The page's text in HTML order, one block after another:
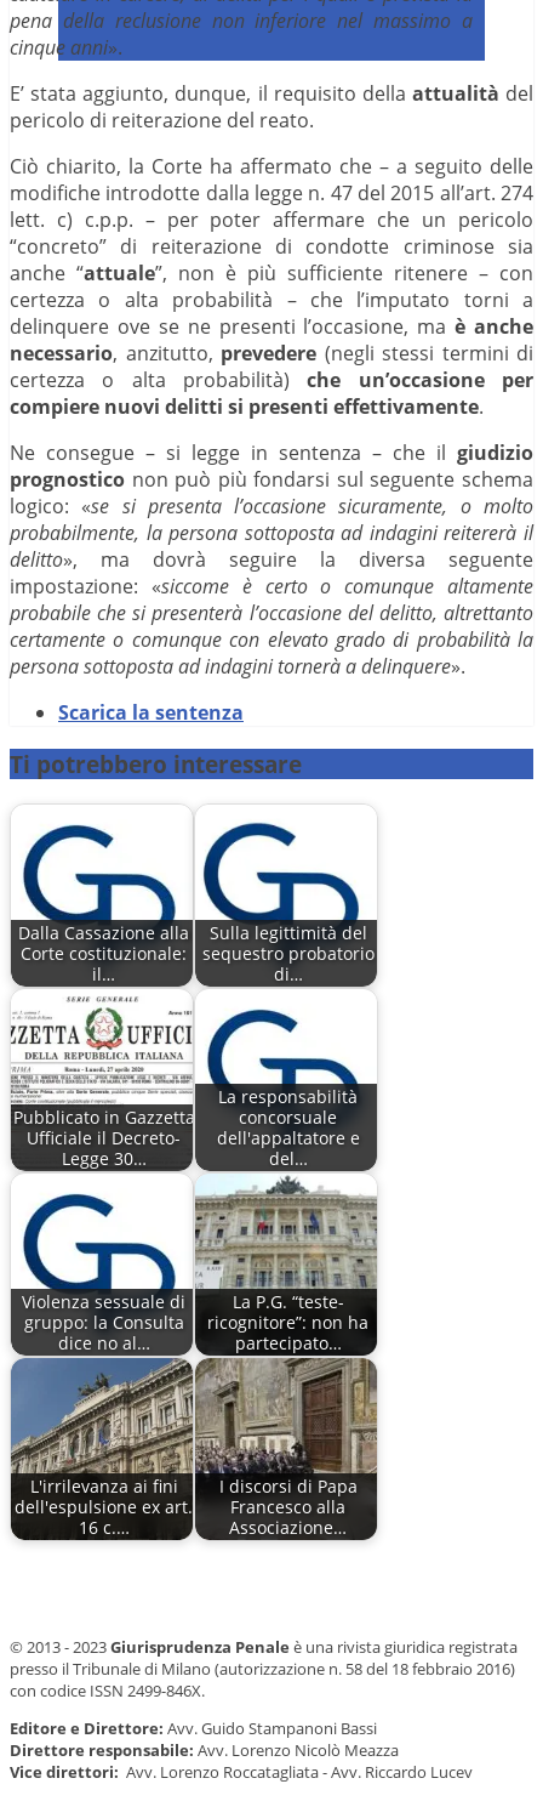
pena della reclusione non inferiore nel massimo a
cinque anni».
E’ stata aggiunto, dunque, il requisito della attualità del
pericolo di reiterazione del reato.
Ciò chiarito, la Corte ha affermato che – a seguito delle
modifiche introdotte dalla legge n. 47 del 2015 all’art. 274
lett. c) c.p.p. – per poter affermare che un pericolo
“concreto” di reiterazione di condotte criminose sia
anche “attuale”, non è più sufficiente ritenere – con
certezza o alta probabilità – che l’imputato torni a
delinquere ove se ne presenti l’occasione, maè anche
necessario, anzitutto, prevedere (negli stessi termini di
certezza o alta probabilità)che un’occasione per
compiere nuovi delitti si presenti effettivamente.
Ne consegue – si legge in sentenza – che il giudizio
prognostico non può più fondarsi sul seguente schema
logico: «se si presenta l’occasione sicuramente, o molto
probabilmente, la persona sottoposta ad indagini reitererà il
delitto», ma dovrà seguire la diversa seguente
impostazione: «siccome è certo o comunque altamente
probabile che si presenterà l’occasione del delitto, altrettanto
certamente o comunque con elevato grado di probabilità la
persona sottoposta ad indagini tornerà a delinquere».
Scarica la sentenza
Ti potrebbero interessare
Dalla Cassazione alla
Corte costituzionale:
il…
Sulla legittimità del
sequestro probatorio
di…
Pubblicato in Gazzetta
Ufficiale il Decreto-
Legge 30…
La responsabilità
concorsuale
dell'appaltatore e
del…
Violenza sessuale di
gruppo: la Consulta
dice no al…
La P.G. “teste-
ricognitore”: non ha
partecipato…
L'irrilevanza ai fini
dell'espulsione ex art.
16 c.…
I discorsi di Papa
Francesco alla
Associazione…
© 2013 - 2023Giurisprudenza Penale è una rivista giuridica registrata
presso il Tribunale di Milano (autorizzazione n. 58 del 18 febbraio 2016)
con codice ISSN 2499-846X.
Editore e Direttore: Avv. Guido Stampanoni Bassi
Direttore responsabile: Avv. Lorenzo Nicolò Meazza
Vice direttori: Avv. Lorenzo Roccatagliata - Avv. Riccardo Lucev